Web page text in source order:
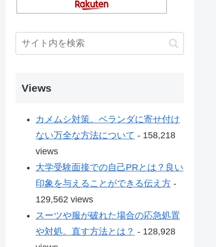
Views
カメムシ対策。ベランダに寄せ付け
ない万全な方法について - 158,218
views
大学受験面接での自己PRとは？良い
印象を与えることができる伝え方 -
129,562 views
スーツや服が破れた場合の応急処置
や対処。直す方法とは？ - 128,928